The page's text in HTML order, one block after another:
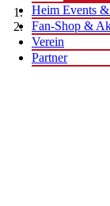
Heim Events
Fan-Shop &
Verein
Partner